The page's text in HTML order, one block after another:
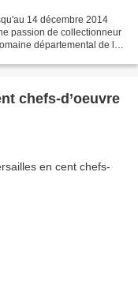
14 décembre 2014
passion de collectionneur
départemental de la
chefs-d’oeuvre